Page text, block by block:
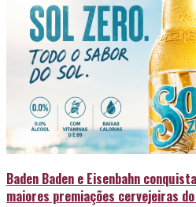
Baden Baden e Eisenbahn
maiores premiações cervejeiras